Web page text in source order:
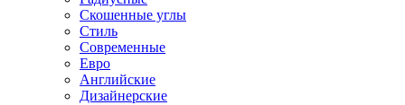
Скошенные углы
Стиль
Современные
Евро
Английские
Дизайнерские